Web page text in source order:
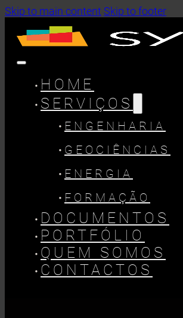
Skip to main content Skip to footer
HOME
SERVIÇOS
ENGENHARIA
GEOCIÊNCIAS
ENERGIA
FORMAÇÃO
DOCUMENTOS
PORTFÓLIO
QUEM SOMOS
CONTACTOS